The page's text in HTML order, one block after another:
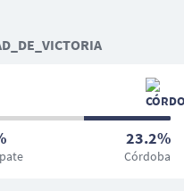
23.2%
Córdoba